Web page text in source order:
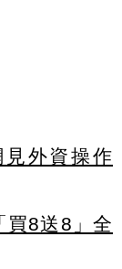
外資操作
買8送8」全